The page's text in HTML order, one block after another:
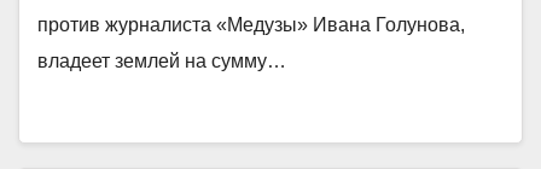
против журналиста «Медузы» Ивана Голунова,
владеет землей на сумму…